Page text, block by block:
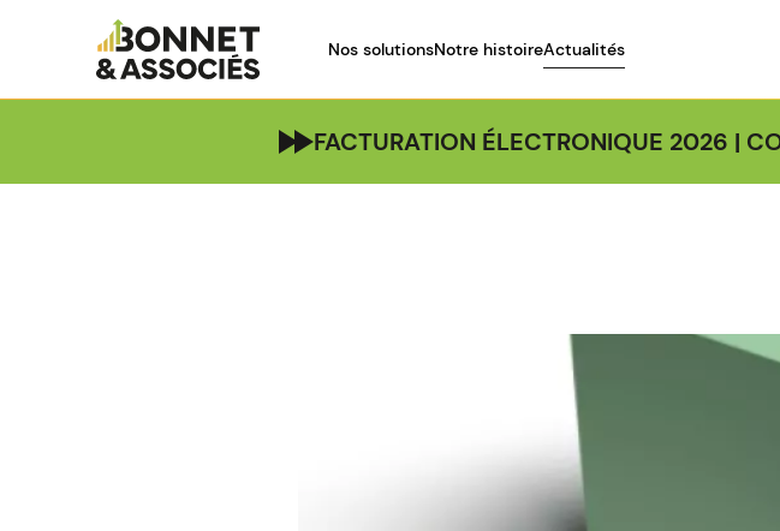
Nos solutionsNotre histoireActualités
FACTURATION ÉLECTRONIQUE 2026 |